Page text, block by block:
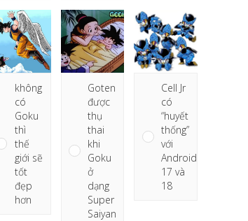
không
có
Goku
thì
thế
giới sẽ
tốt
đẹp
hơn
Goten
được
thụ
thai
khi
Goku
ở
dạng
Super
Saiyan
Cell Jr
có
“huyết
thống”
với
Android
17 và
18